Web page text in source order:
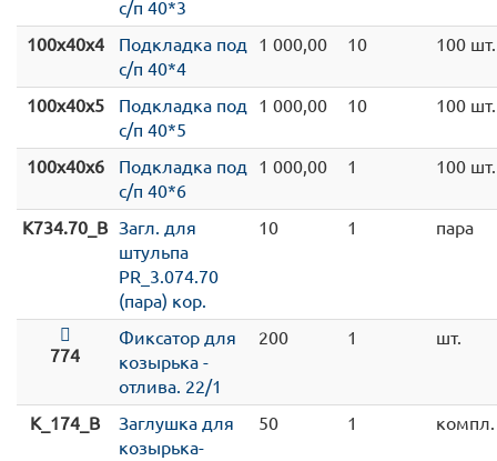
с/п 40*3
100x40x4
Подкладка под
с/п 40*4
1 000,00 10 100 шт.
100x40x5
Подкладка под
с/п 40*5
1 000,00 10 100 шт.
100x40x6
Подкладка под
с/п 40*6
1 000,00 1 100 шт.
K734.70_B Загл. для
штульпа
PR_3.074.70
(пара) кор.
10 1 пара
774
Фиксатор для
козырька -
отлива. 22/1
200 1 шт.
K_174_B
Заглушка для
козырька-
50 1 компл.